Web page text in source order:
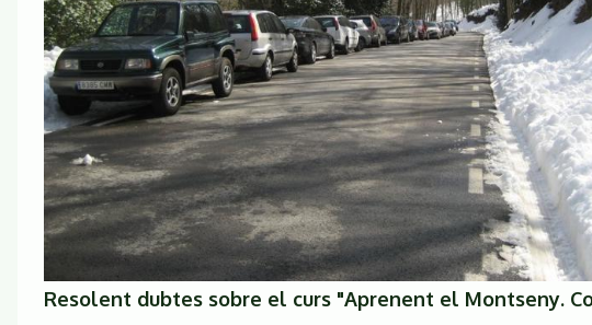
Resolent dubtes sobre el curs "Aprenent el Montseny.